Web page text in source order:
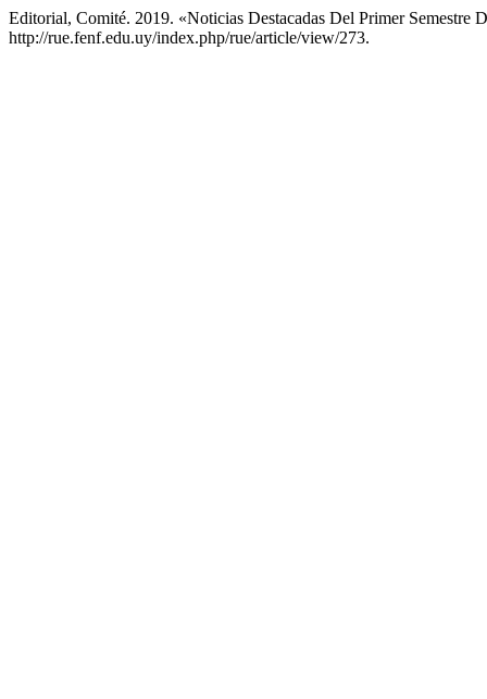
Editorial, Comité. 2019. «Noticias Destacadas Del Primer Semestre
http://rue.fenf.edu.uy/index.php/rue/article/view/273.